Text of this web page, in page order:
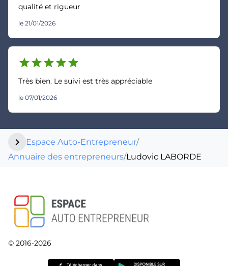
qualité et rigueur
le 21/01/2026
starstarstarstarstar
Très bien. Le suivi est très appréciable
le 07/01/2026
chevron_right Espace Auto-Entrepreneur/
Annuaire des entrepreneurs/Ludovic LABORDE
© 2016-2026